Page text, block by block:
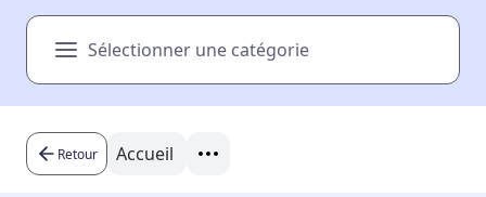
Présentation vidéo
Besoin d'aide ?
Sélectionner une catégorie
Retour Accueil